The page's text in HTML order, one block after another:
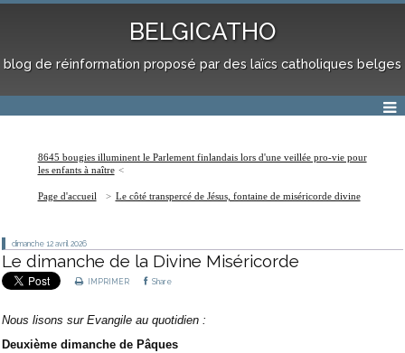
BELGICATHO
blog de réinformation proposé par des laïcs catholiques belges
8645 bougies illuminent le Parlement finlandais lors d'une veillée pro-vie pour
les enfants à naître
Page d'accueil Le côté transpercé de Jésus, fontaine de miséricorde divine
dimanche 12 avril 2026
Le dimanche de la Divine Miséricorde
IMPRIMER Share
Nous lisons sur Evangile au quotidien :
Deuxième dimanche de Pâques